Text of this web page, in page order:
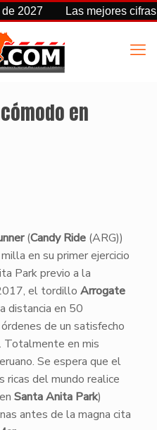
Las mejores cifras
en
(Candy Ride(ARG))
en su primer ejercicio
Park previo a la
el tordillo Arrogate
distancia en 50
de un satisfecho
Totalmente en mis
Se espera que el
ricas del mundo realice
Santa Anita Park)
antes de la magna cita